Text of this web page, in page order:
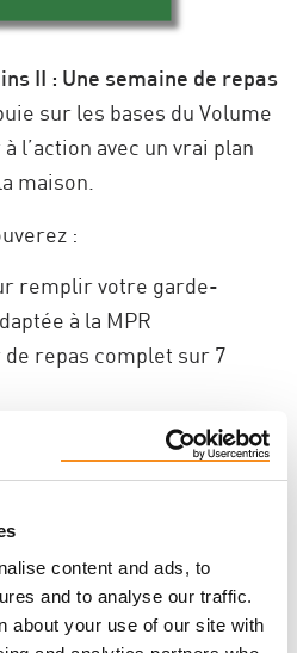
content and ads, to
and to analyse our traffic.
about your use of our site with
II : Une semaine de repas
sur les bases du Volume
l’action avec un vrai plan
maison.
:
remplir votre garde-
à la MPR
repas complet sur 7
les déjeuners, dîners,
pour adapter vos
la MPR
pour cuisiner avec les